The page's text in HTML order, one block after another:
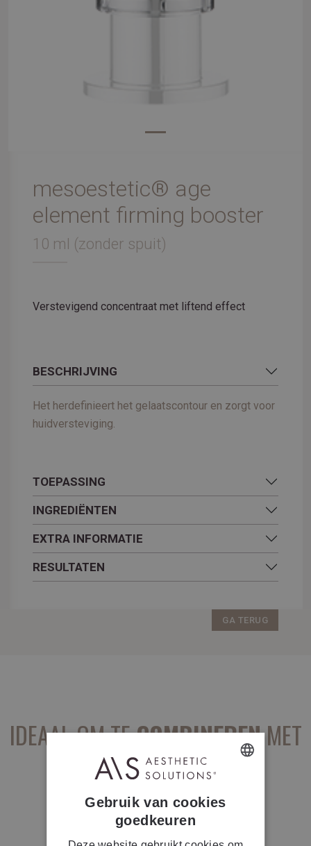
mesoestetic® age
element firming booster
10 ml (zonder spuit)
Verstevigend concentraat met liftend effect
BESCHRIJVING
Het herdefinieert het gelaatscontour en zorgt voor
huidversteviging.
TOEPASSING
INGREDIËNTEN
EXTRA INFORMATIE
RESULTATEN
GA TERUG
IDEAAL OM TECOMBINERENMET
...
FRENCH
Gebruik van cookies
goedkeuren